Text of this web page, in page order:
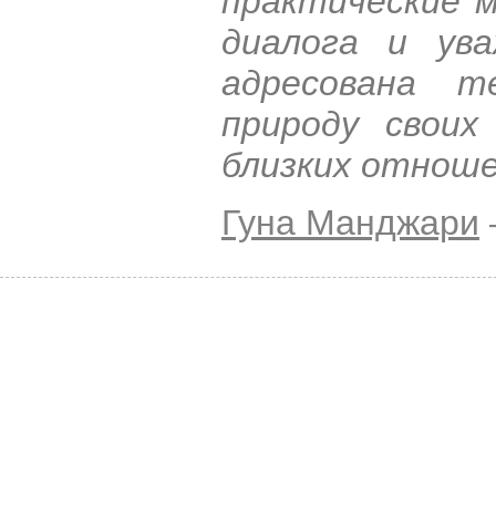
диалога и
адресована
природу
близких
Гуна Манджари